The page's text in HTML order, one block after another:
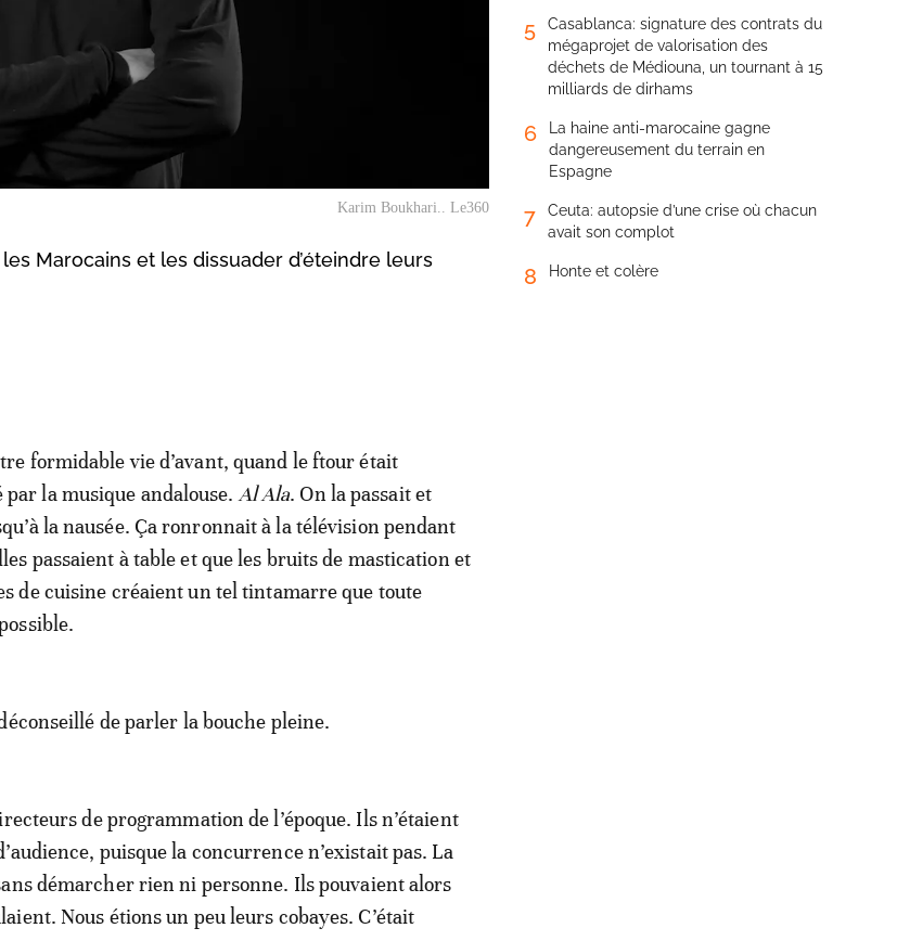
Karim Boukhari.. Le360
Marocains et les dissuader d’éteindre leurs
formidable vie d’avant, quand le ftour était
par la musique andalouse. Al Ala. On la passait et
la nausée. Ça ronronnait à la télévision pendant
passaient à table et que les bruits de mastication et
de cuisine créaient un tel tintamarre que toute
de parler la bouche pleine.
de programmation de l’époque. Ils n’étaient
puisque la concurrence n’existait pas. La
démarcher rien ni personne. Ils pouvaient alors
Nous étions un peu leurs cobayes. C’était
5
Casablanca: signature des contrats du
mégaprojet de valorisation des
déchets de Médiouna, un tournant à 15
milliards de dirhams
6
La haine anti-marocaine gagne
dangereusement du terrain en
Espagne
7
Ceuta: autopsie d’une crise où chacun
avait son complot
8 Honte et colère